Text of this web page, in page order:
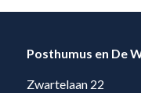
Posthumus en De
Zwartelaan 22